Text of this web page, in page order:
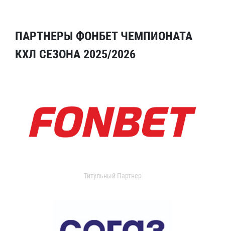
ПАРТНЕРЫ ФОНБЕТ ЧЕМПИОНАТА
КХЛ СЕЗОНА 2025/2026
Титульный Партнер